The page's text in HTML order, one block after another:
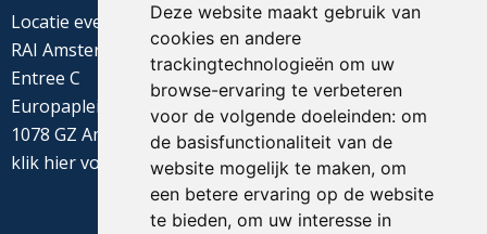
Deze website maakt gebruik van
cookies en andere
trackingtechnologieën om uw
browse-ervaring te verbeteren
voor de volgende doeleinden: om
de basisfunctionaliteit van de
website mogelijk te maken, om
een betere ervaring op de website
te bieden, om uw interesse in
Locatie evenement
RAI Amsterdam
Entree C
Europaplein 22
1078 GZ Amsterdam
klik hiervoor de routebeschrijving